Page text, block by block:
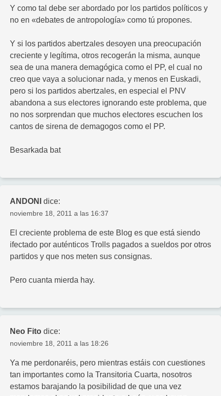
Y como tal debe ser abordado por los partidos políticos y
no en «debates de antropología» como tú propones.
Y si los partidos abertzales desoyen una preocupación
creciente y legítima, otros recogerán la misma, aunque
sea de una manera demagógica como el PP, el cual no
creo que vaya a solucionar nada, y menos en Euskadi,
pero si los partidos abertzales, en especial el PNV
abandona a sus electores ignorando este problema, que
no nos sorprendan que muchos electores escuchen los
cantos de sirena de demagogos como el PP.
Besarkada bat
ANDONI dice:
noviembre 18, 2011 a las 16:37
El creciente problema de este Blog es que está siendo
ifectado por auténticos Trolls pagados a sueldos por otros
partidos y que nos meten sus consignas.
Pero cuanta mierda hay.
Neo Fito dice:
noviembre 18, 2011 a las 18:26
Ya me perdonaréis, pero mientras estáis con cuestiones
tan importantes como la Transitoria Cuarta, nosotros
estamos barajando la posibilidad de que una vez